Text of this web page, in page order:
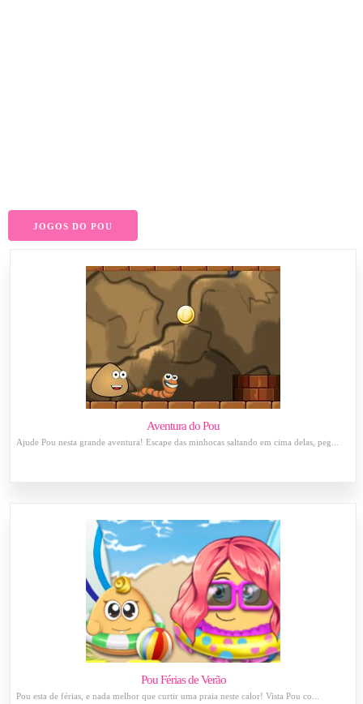
JOGOS DO POU
Aventura do Pou
Ajude Pou nesta grande aventura! Escape das minhocas saltando em cima delas, peg...
Pou Férias de Verão
Pou esta de férias, e nada melhor que curtir uma praia neste calor! Vista Pou co...